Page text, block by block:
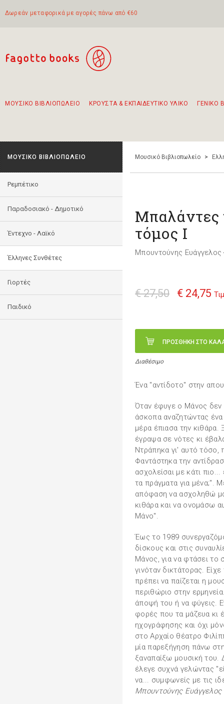
Δωρεάν μεταφορικά με αγορές πάνω από €60
ΜΟΥΣΙΚΟ ΒΙΒΛΙΟΠΩΛΕΙΟ ΚΡΟΥΣΤΑ & ΕΚΠΑΙΔΕΥΤΙΚΟ ΥΛΙΚΟ ΓΕΝΙΚΟ
ΜΟΥΣΙΚΟ ΒΙΒΛΙΟΠΩΛΕΙΟ
Ρεμπέτικο
Παραδοσιακό - Δημοτικό
Έντεχνο - Λαϊκό
Έλληνες Συνθέτες
Γιορτές
Παιδικό
Μουσικό Βιβλιοπωλείο >
Μπαλάντες
τόμος I
Μπουντούνης Ευάγγελος
€ 27,50 € 24,75
ΠΡΟΣΘΗΚΗ ΣΤΟ
Διαθέσιμο
Ένα "αντίδοτο" στην
Όταν έφυγε ο Μάνος δεν
άσκοπα αναζητώντας ένα
μέρα έπιασα την
έγραψα σε νότες κι
Ντράπηκα γι' αυτό τόσο,
Φαντάστηκα την
ασχολείσαι με κάτι
τα πράγματα για μένα;".
απόφαση να ασχοληθώ
κιθάρα και να ονομάσω
Μάνο".
Έως το 1989
δίσκους και στις
Μάνος, για να φτάσει το
γινόταν δικτάτορας.
πρέπει να παίζεται η
περιθώριο στην
άποψή του ή να φύγεις.
φορές που τα μάζευα κι
ηχογράφησης και όχι
στο Αρχαίο θέατρο
μία παρεξήγηση πάνω
ξαναπαίξω μουσική του.
έλεγε συχνά γελώντας
να... συμφωνείς με τις
Μπουντούνης Ευάγγελος